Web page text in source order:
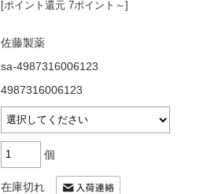
[ポイント還元 7ポイント～]
佐藤製薬
sa-4987316006123
4987316006123
個
在庫切れ